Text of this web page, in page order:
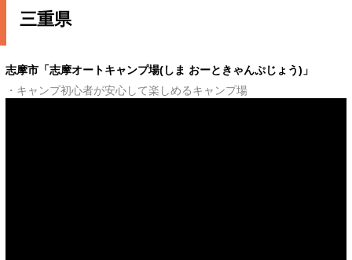
三重県
志摩市「志摩オートキャンプ場(しま おーときゃんぷじょう)」
・キャンプ初心者が安心して楽しめるキャンプ場